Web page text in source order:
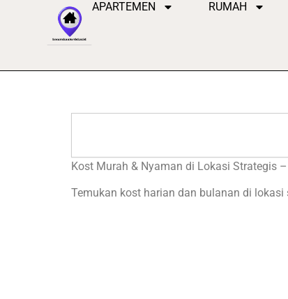
APARTEMEN RUMAH
Kost Murah & Nyaman di Lokasi Strategis
Temukan kost harian dan bulanan di